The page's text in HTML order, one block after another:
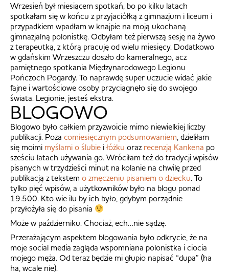
Wrzesień był miesiącem spotkań, bo po kilku latach
spotkałam się w końcu z przyjaciółką z gimnazjum i liceum i
przypadkiem wpadłam w knajpie na moją ukochaną
gimnazjalną polonistkę. Odbyłam też pierwszą sesję na żywo
z terapeutką, z którą pracuję od wielu miesięcy. Dodatkowo
w gdańskim Wrzeszczu doszło do kameralnego, acz
pamiętnego spotkania Międzynarodowego Legionu
Pończoch Pogardy. To naprawdę super uczucie widać jakie
fajne i wartościowe osoby przyciągnęło się do swojego
świata. Legionie, jesteś ekstra.
BLOGOWO
Blogowo było całkiem przyzwoicie mimo niewielkiej liczby
publikacji. Poza comiesięcznym podsumowaniem, dzieliłam
się moimi myślami o ślubie iłóżku oraz recenzją Kankena po
sześciu latach używania go. Wróciłam też do tradycji wpisów
pisanych w trzydzieści minut na kolanie na chwilę przed
publikacją z tekstem o zmęczeniu pisaniem o dziecku. To
tylko pięć wpisów, a użytkowników było na blogu ponad
19.500. Kto wie ilu by ich było, gdybym porządnie
przyłożyła się do pisania
Może w październiku. Chociaż, ech…nie sądzę.
Przerażającym aspektem blogowania było odkrycie, że na
moje social media zagląda wspomniana polonistka i ciocia
mojego męża. Od teraz będzie mi głupio napisać “dupa” (ha
ha, wcale nie).